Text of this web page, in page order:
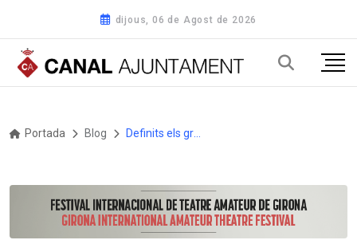
dijous, 06 de Agost de 2026
Portada Blog